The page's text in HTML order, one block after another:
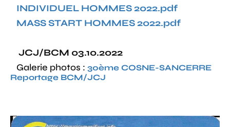
INDIVIDUEL HOMMES 2022.pdf
MASS START HOMMES 2022.pdf
JCJ/BCM 03.10.2022
Galerie photos : 30ème COSNE-SANCERRE
Reportage BCM/JCJ